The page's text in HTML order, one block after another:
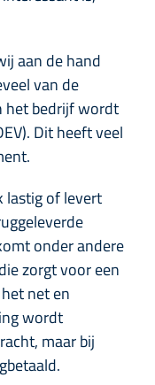
aan de hand
van de
het bedrijf wordt
Dit heeft veel
lastig of levert
onder andere
zorgt voor een
net en
wordt
maar bij